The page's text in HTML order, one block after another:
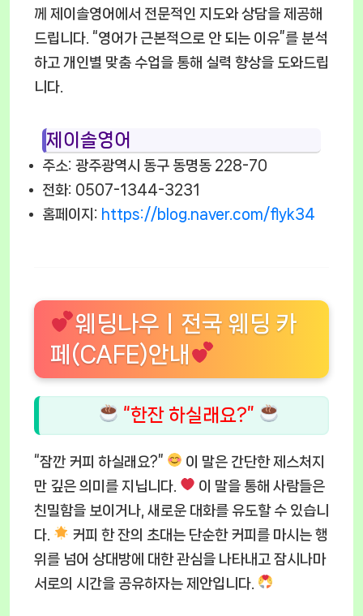
께 제이솔영어에서 전문적인 지도와 상담을 제공해
드립니다. “영어가 근본적으로 안 되는 이유”를 분석
하고 개인별 맞춤 수업을 통해 실력 향상을 도와드립
니다.
제이솔영어
주소: 광주광역시 동구 동명동 228-70
전화: 0507-1344-3231
홈페이지: https://blog.naver.com/flyk34
웨딩나우ㅣ전국 웨딩 카
페(CAFE)안내
“한잔 하실래요?”
“잠깐 커피 하실래요?”
이 말은 간단한 제스처지
만 깊은 의미를 지닙니다.
이 말을 통해 사람들은
친밀함을 보이거나, 새로운 대화를 유도할 수 있습니
다.
커피 한 잔의 초대는 단순한 커피를 마시는 행
위를 넘어 상대방에 대한 관심을 나타내고 잠시나마
서로의 시간을 공유하자는 제안입니다.